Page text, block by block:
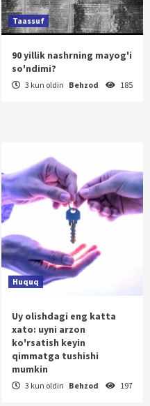
Taassuf
90 yillik nashrning mayog'i
so'ndimi?
3 kun oldin Behzod 185
Huquq
Uy olishdagi eng katta
xato: uyni arzon
ko'rsatish keyin
qimmatga tushishi
mumkin
3 kun oldin Behzod 197